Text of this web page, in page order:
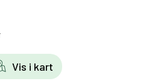
Vis i kart